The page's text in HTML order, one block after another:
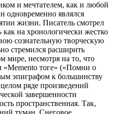
и мечтателем, как и любой
одновременно являлся
жизни. Писатель смотрел
как на хронологически жестко
сознательную творческую
стремился расширить
мире, несмотря на то, что
«Memento тоге» («Помни о
эпиграфом к большинству
ряде произведений
завершенности
пространственная. Так,